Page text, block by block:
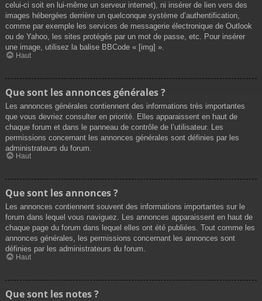
celui-ci soit en lui-même un serveur internet), ni insérer de lien vers des
images hébergées derrière un quelconque système d’authentification,
comme par exemple les services de messagerie électronique de Outlook
ou de Yahoo, les sites protégés par un mot de passe, etc. Pour insérer
une image, utilisez la balise BBCode « [img] ».
Haut
Que sont les annonces générales ?
Les annonces générales contiennent des informations très importantes
que vous devriez consulter en priorité. Elles apparaissent en haut de
chaque forum et dans le panneau de contrôle de l’utilisateur. Les
permissions concernant les annonces générales sont définies par les
administrateurs du forum.
Haut
Que sont les annonces ?
Les annonces contiennent souvent des informations importantes sur le
forum dans lequel vous naviguez. Les annonces apparaissent en haut de
chaque page du forum dans lequel elles ont été publiées. Tout comme les
annonces générales, les permissions concernant les annonces sont
définies par les administrateurs du forum.
Haut
Que sont les notes ?